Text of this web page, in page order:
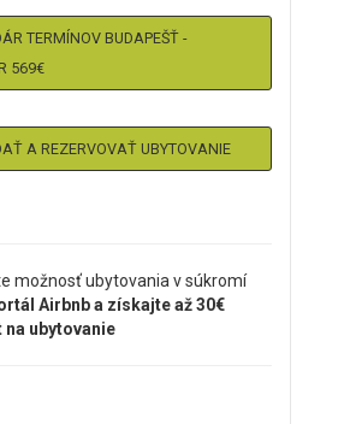
TERMÍNOV BUDAPEŠŤ -
569€
A REZERVOVAŤ UBYTOVANIE
možnosť ubytovania v súkromí
Airbnb a získajte až 30€
na ubytovanie